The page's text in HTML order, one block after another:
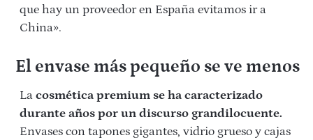
que hay un proveedor en España evitamos ir a
China».
El envase más pequeño se ve menos
La cosmética premium se ha caracterizado
durante años por un discurso grandilocuente.
Envases con tapones gigantes, vidrio grueso y cajas